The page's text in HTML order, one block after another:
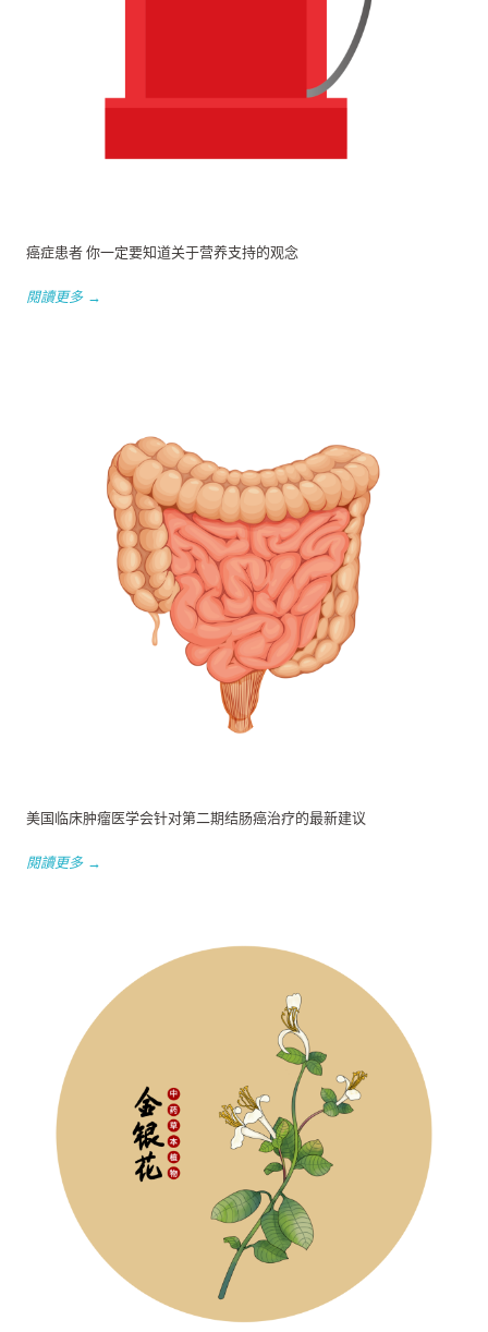
癌症患者 你一定要知道关于营养支持的观念
閱讀更多 →
美国临床肿瘤医学会针对第二期结肠癌治疗的最新建议
閱讀更多 →